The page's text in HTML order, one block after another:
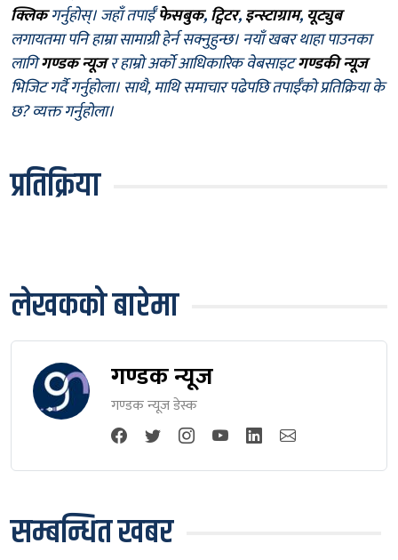
क्लिकगर्नुहोस्। जहाँ तपाईँफेसबुक,ट्विटर,इन्स्टाग्राम, यूट्युब
लगायतमा पनि हाम्रा सामाग्री हेर्न सक्नुहुन्छ। नयाँ खबर थाहा पाउनका
लागिगण्डक न्यूजर हाम्रो अर्को आधिकारिक वेबसाइटगण्डकी न्यूज
भिजिट गर्दै गर्नुहोला। साथै, माथि समाचार पढेपछि तपाईँको प्रतिक्रिया के
छ? व्यक्त गर्नुहोला।
प्रतिक्रिया
लेखकको बारेमा
गण्डक न्यूज
गण्डक न्यूज डेस्क
सम्बन्धित खबर